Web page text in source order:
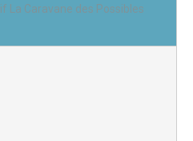
La Caravane des Possibles